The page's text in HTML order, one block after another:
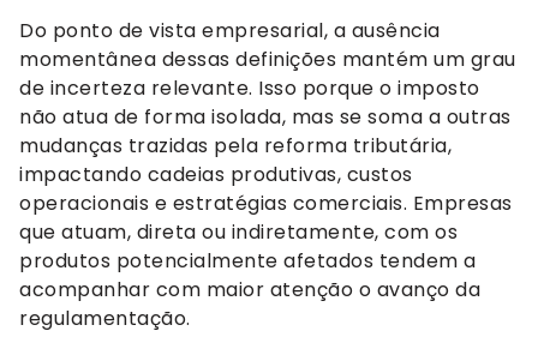
Do ponto de vista empresarial, a ausência
momentânea dessas definições mantém um grau
de incerteza relevante. Isso porque o imposto
não atua de forma isolada, mas se soma a outras
mudanças trazidas pela reforma tributária,
impactando cadeias produtivas, custos
operacionais e estratégias comerciais. Empresas
que atuam, direta ou indiretamente, com os
produtos potencialmente afetados tendem a
acompanhar com maior atenção o avanço da
regulamentação.